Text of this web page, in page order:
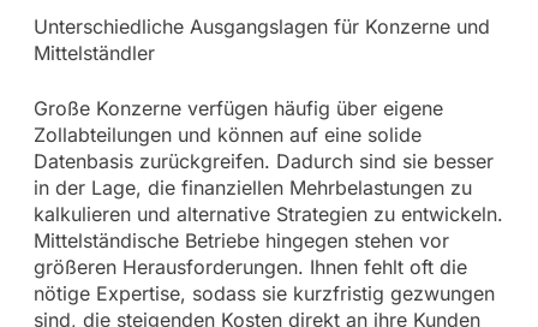
Unterschiedliche Ausgangslagen für Konzerne und
Mittelständler
Große Konzerne verfügen häufig über eigene
Zollabteilungen und können auf eine solide
Datenbasis zurückgreifen. Dadurch sind sie besser
in der Lage, die finanziellen Mehrbelastungen zu
kalkulieren und alternative Strategien zu entwickeln.
Mittelständische Betriebe hingegen stehen vor
größeren Herausforderungen. Ihnen fehlt oft die
nötige Expertise, sodass sie kurzfristig gezwungen
sind, die steigenden Kosten direkt an ihre Kunden